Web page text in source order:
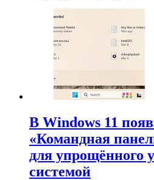
В Windows 11
«Командная
для упрощённого
системой